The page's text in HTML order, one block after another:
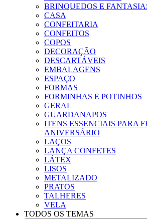
BRINQUEDOS E
CASA
CONFEITARIA
CONFEITOS
COPOS
DECORAÇÃO
DESCARTÁVEIS
EMBALAGENS
ESPAÇO
FORMAS
FORMINHAS E POTINHOS
GERAL
GUARDANAPOS
ITENS ESSENCIAIS PARA
ANIVERSÁRIO
LAÇOS
LANÇA CONFETES
LÁTEX
LISOS
METALIZADO
PRATOS
TALHERES
VELA
TODOS OS TEMAS